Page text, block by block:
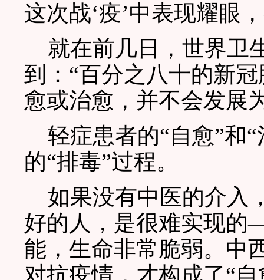
这次战‘疫’中表现耀眼
就在前几日，世界卫
到：“百分之八十的新
愈或治愈，并不会发展
轻症患者的“自愈”和“
的“排毒”过程。
如果没有中医的介入
好的人，是很难实现
能，生命非常脆弱。中
对抗疫情，才构成了“